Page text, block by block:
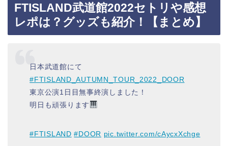
FTISLAND武道館2022セトリや感想
レポは？グッズも紹介！【まとめ】
日本武道館にて
#FTISLAND_AUTUMN_TOUR_2022_DOOR
東京公演1日目無事終演しました！
明日も頑張ります
#FTISLAND #DOOR pic.twitter.com/cAycxXchge